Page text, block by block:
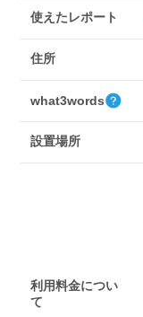
使えたレポート
住所
what3words
設置場所
利用料金につい
て